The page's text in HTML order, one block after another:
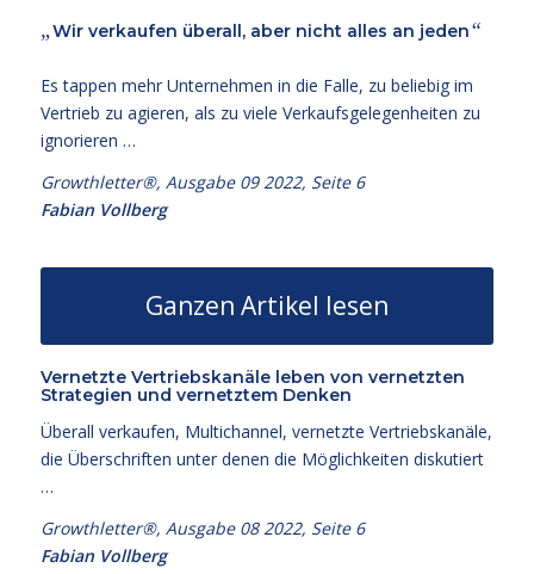
„Wir verkaufen überall, aber nicht alles an jeden“
Es tappen mehr Unternehmen in die Falle, zu beliebig im
Vertrieb zu agieren, als zu viele Verkaufsgelegenheiten zu
ignorieren …
Growthletter®, Ausgabe 092022, Seite 6
Fabian Vollberg
Ganzen Artikel lesen
Vernetzte Vertriebskanäle leben von vernetzten
Strategien und vernetztem Denken
Überall verkaufen, Multichannel, vernetzte Vertriebskanäle,
die Überschriften unter denen die Möglichkeiten diskutiert
…
Growthletter®, Ausgabe 082022, Seite 6
Fabian Vollberg